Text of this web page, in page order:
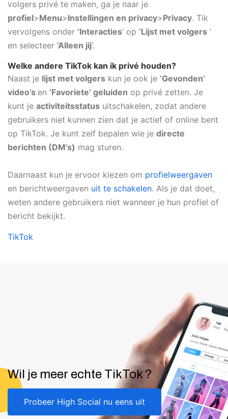
volgers privé te maken, ga je naar je
profiel>Menu>Instellingen en privacy>Privacy. Tik
vervolgens onder ‘Interacties’ op ‘Lijst met volgers ’
en selecteer ‘Alleen jij’.
Welke andere TikTok kan ik privé houden?
Naast je lijst met volgers kun je ook je ‘Gevonden’
video’s en ‘Favoriete’ geluiden op privé zetten. Je
kunt je activiteitsstatus uitschakelen, zodat andere
gebruikers niet kunnen zien dat je actief of online bent
op TikTok. Je kunt zelf bepalen wie je directe
berichten (DM’s) mag sturen.
Daarnaast kun je ervoor kiezen om profielweergaven
en berichtweergaven uit te schakelen. Als je dat doet,
weten andere gebruikers niet wanneer je hun profiel of
bericht bekijkt.
TikTok
Wil je meer echte TikTok ?
Probeer High Social nu eens uit